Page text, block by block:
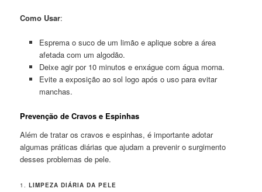
Como Usar:
Esprema o suco de um limão e aplique sobre a área
afetada com um algodão.
Deixe agir por 10 minutos e enxágue com água morna.
Evite a exposição ao sol logo após o uso para evitar
manchas.
Prevenção de Cravos e Espinhas
Além de tratar os cravos e espinhas, é importante adotar
algumas práticas diárias que ajudam a prevenir o surgimento
desses problemas de pele.
1.LIMPEZA DIÁRIA DA PELE